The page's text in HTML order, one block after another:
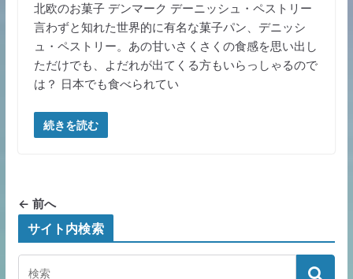
北欧のお菓子 デンマーク デーニッシュ・ペストリー
言わずと知れた世界的に有名な菓子パン、デニッシ
ュ・ペストリー。あの甘いさくさくの食感を思い出し
ただけでも、よだれが出てくる方もいらっしゃるので
は？ 日本でも食べられてい
続きを読む
← 前へ
サイト内検索